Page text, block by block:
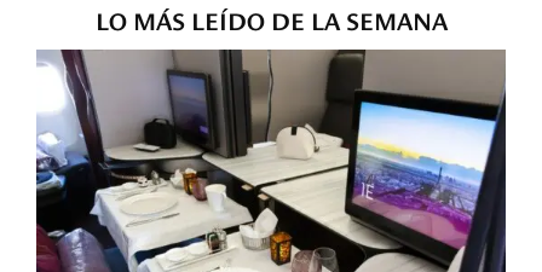
LO MÁS LEÍDO DE LA SEMANA